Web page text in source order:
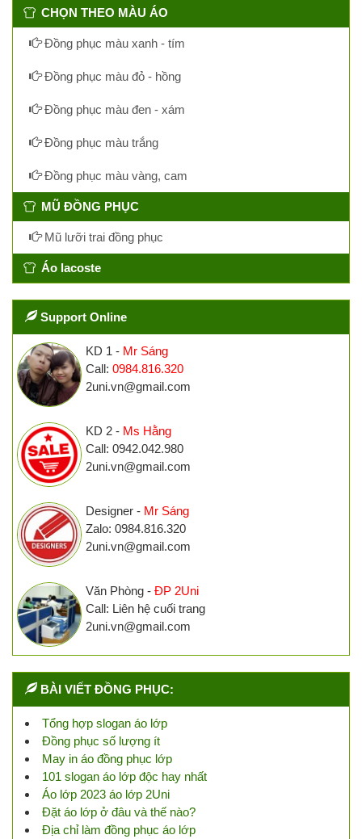
CHỌN THEO MÀU ÁO
Đồng phục màu xanh - tím
Đồng phục màu đỏ - hồng
Đồng phục màu đen - xám
Đồng phục màu trắng
Đồng phục màu vàng, cam
MŨ ĐỒNG PHỤC
Mũ lưỡi trai đồng phục
Áo lacoste
Support Online
KD 1 - Mr Sáng
Call: 0984.816.320
2uni.vn@gmail.com
KD 2 - Ms Hằng
Call: 0942.042.980
2uni.vn@gmail.com
Designer - Mr Sáng
Zalo: 0984.816.320
2uni.vn@gmail.com
Văn Phòng - ĐP 2Uni
Call: Liên hệ cuối trang
2uni.vn@gmail.com
BÀI VIẾT ĐỒNG PHỤC:
Tổng hợp slogan áo lớp
Đồng phục số lượng ít
May in áo đồng phục lớp
101 slogan áo lớp độc hay nhất
Áo lớp 2023 áo lớp 2Uni
Đặt áo lớp ở đâu và thế nào?
Địa chỉ làm đồng phục áo lớp